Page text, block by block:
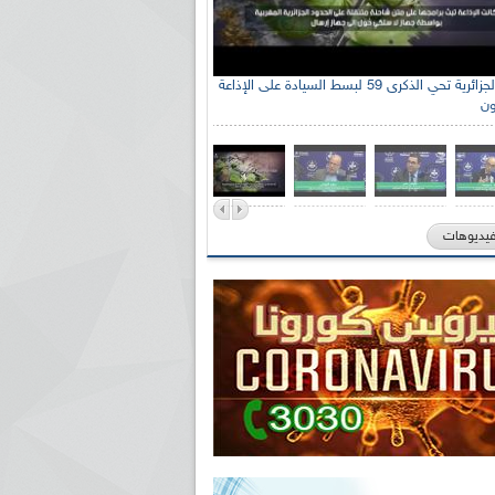
الإذاعة الجزائرية تحي الذكرى 59 لبسط السيادة على الإذاعة